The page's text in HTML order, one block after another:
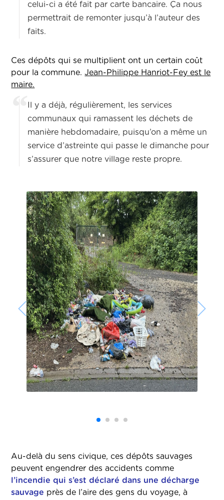
celui-ci a été fait par carte bancaire. Ça nous
permettrait de remonter jusqu’à l’auteur des
faits.
Ces dépôts qui se multiplient ont un certain coût
pour la commune.Jean-Philippe Hanriot-Fey est le
maire.
Il y a déjà, régulièrement, les services
communaux qui ramassent les déchets de
manière hebdomadaire, puisqu’on a même un
service d’astreinte qui passe le dimanche pour
s’assurer que notre village reste propre.
Au-delà du sens civique, ces dépôts sauvages
peuvent engendrer des accidents comme
l’incendie qui s’est déclaré dans une décharge
sauvage près de l’aire des gens du voyage, à